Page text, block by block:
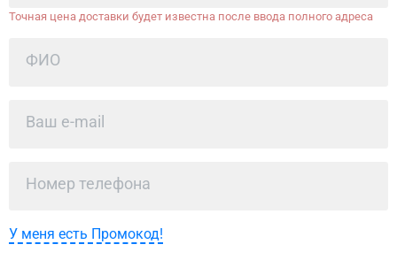
Точная цена доставки будет известна после ввода полного адреса
У меня есть Промокод!